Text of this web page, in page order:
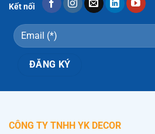
Kết nối
CÔNG TY TNHH YK DECOR